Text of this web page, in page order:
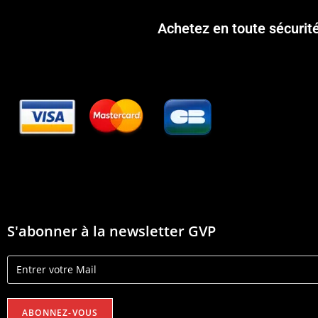
Achetez en toute
S'abonner à la newsletter GVP